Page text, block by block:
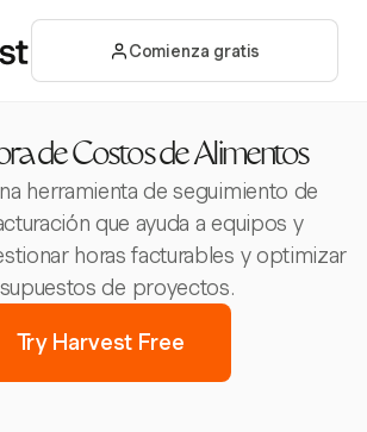
Comienza gratis
de Costos de Alimentos
herramienta de seguimiento de
que ayuda a equipos y
horas facturables y optimizar
de proyectos.
Try Harvest Free